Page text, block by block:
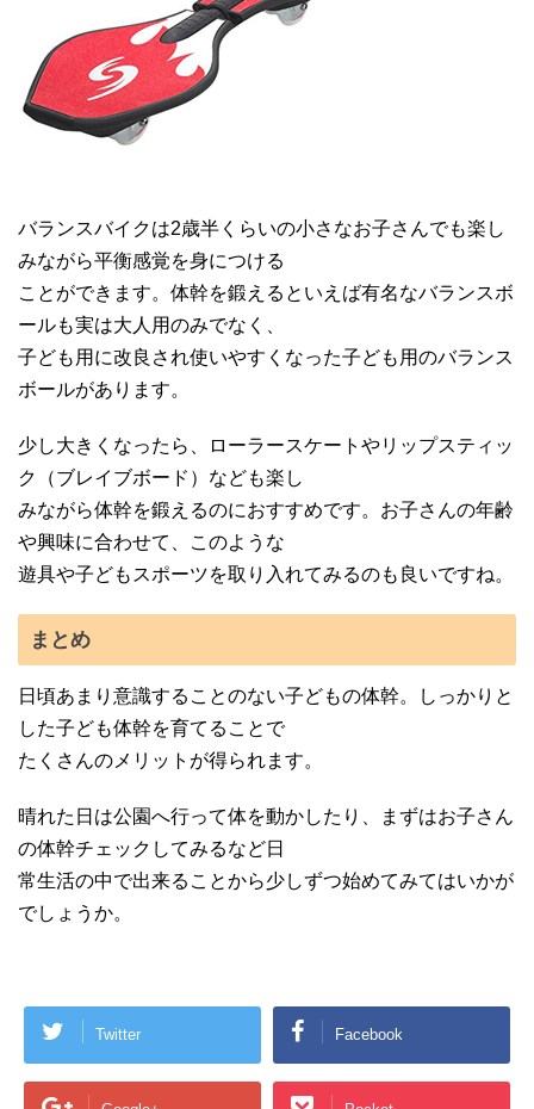
バランスバイクは2歳半くらいの小さなお子さんでも楽し
みながら平衡感覚を身につける
ことができます。体幹を鍛えるといえば有名なバランスボ
ールも実は大人用のみでなく、
子ども用に改良され使いやすくなった子ども用のバランス
ボールがあります。
少し大きくなったら、ローラースケートやリップスティッ
ク（ブレイブボード）なども楽し
みながら体幹を鍛えるのにおすすめです。お子さんの年齢
や興味に合わせて、このような
遊具や子どもスポーツを取り入れてみるのも良いですね。
まとめ
日頃あまり意識することのない子どもの体幹。しっかりと
した子ども体幹を育てることで
たくさんのメリットが得られます。
晴れた日は公園へ行って体を動かしたり、まずはお子さん
の体幹チェックしてみるなど日
常生活の中で出来ることから少しずつ始めてみてはいかが
でしょうか。
Twitter Facebook